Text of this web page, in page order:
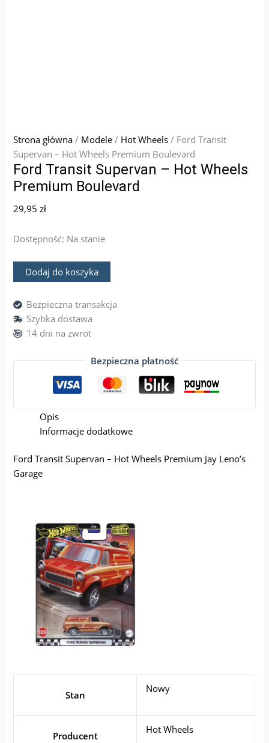
Strona główna / Modele / Hot Wheels / Ford Transit
Supervan – Hot Wheels Premium Boulevard
Ford Transit Supervan – Hot Wheels
Premium Boulevard
29,95zł
Dostępność: Na stanie
Dodaj do koszyka
Bezpieczna transakcja
Szybka dostawa
14 dni na zwrot
Bezpieczna płatność
Opis
Informacje dodatkowe
Ford Transit Supervan – Hot Wheels Premium Jay Leno’s
Garage
Stan
Nowy
Producent
Hot Wheels